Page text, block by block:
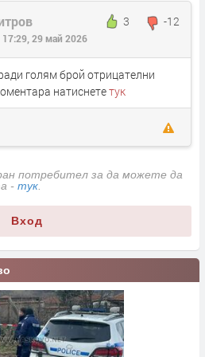
3 -12
17:29, 29 май 2026
голям брой отрицателни
натиснететук
потребител за да можете да
- тук.
Вход